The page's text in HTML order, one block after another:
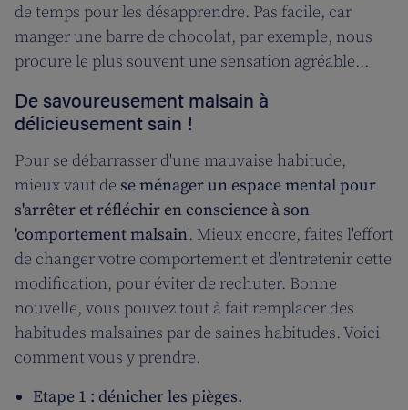
de temps pour les désapprendre. Pas facile, car
manger une barre de chocolat, par exemple, nous
procure le plus souvent une sensation agréable...
De savoureusement malsain à
délicieusement sain !
Pour se débarrasser d'une mauvaise habitude,
mieux vaut de se ménager un espace mental pour
s'arrêter et réfléchir en conscience à son
'comportement malsain'. Mieux encore, faites l'effort
de changer votre comportement et d'entretenir cette
modification, pour éviter de rechuter. Bonne
nouvelle, vous pouvez tout à fait remplacer des
habitudes malsaines par de saines habitudes. Voici
comment vous y prendre.
Etape 1 : dénicher les pièges.